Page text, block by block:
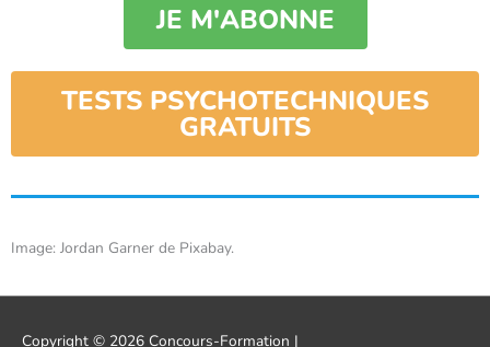
JE M'ABONNE
TESTS PSYCHOTECHNIQUES
GRATUITS
Image: Jordan Garner de Pixabay.
Copyright © 2026 Concours-Formation |